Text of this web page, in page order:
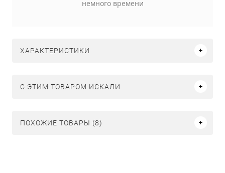
немного времени
ХАРАКТЕРИСТИКИ
C ЭТИМ ТОВАРОМ ИСКАЛИ
ПОХОЖИЕ ТОВАРЫ (8)